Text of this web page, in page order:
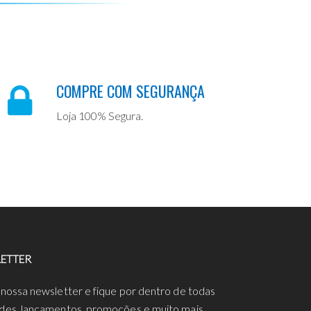
COMPRE COM SEGURANÇA
Loja 100% Segura.
newsletter e fique por dentro de todas